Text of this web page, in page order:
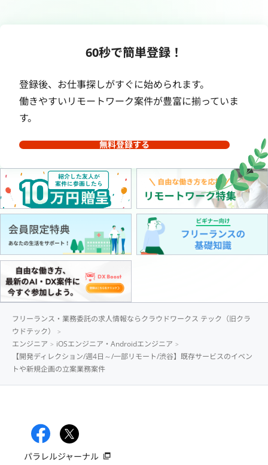
60秒で簡単登録！
登録後、お仕事探しがすぐに始められます。
働きやすいリモートワーク案件が豊富に揃っていま
す。
無料登録する
フリーランス・業務委託の求人情報ならクラウドワークス テック（旧クラ
ウドテック）
エンジニア
iOSエンジニア・Androidエンジニア
【開発ディレクション/週4日～/一部リモート/渋谷】既存サービスのイベン
トや新規企画の立案業務案件
パラレルジャーナル